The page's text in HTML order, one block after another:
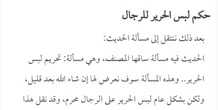
حكم لبس الحرير للرجال
بعد ذلك ننتقل إلى مسألة الحديث:
الحديث فيه مسألة ساقها المصنف، وهي مسألة: تحريم لبس
الحرير.. وهذه المسألة سوف نعرض لها إن شاء الله بعد قليل،
ولكن بشكل عام لبس الحرير على الرجال محرم، وقد نقل هذا